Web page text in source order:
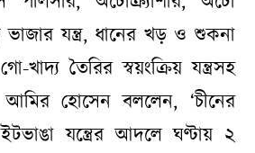
ভাজার যন্ত্র, ধানের খড় ও শুকনা
খাদ্য তৈরির স্বয়ংক্রিয় যন্ত্রসহ
আমির হোসেন বললেন, ‘চীনের
যন্ত্রের আদলে ঘণ্টায় ২